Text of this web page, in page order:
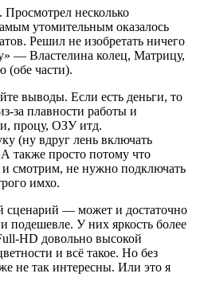
несколько
утомительным оказалось
Решил не изобретать ничего
— Властелина колец, Матрицу,
(обе части).
выводы. Если есть деньги, то
за плавности работы и
процу, ОЗУ итд.
(ну вдруг лень включать
также просто потому что
смотрим, не нужно подключать
имхо.
сценарий — может и достаточно
подешевле. У них яркость более
HD довольно высокой
и всё такое. Но без
не так интересны. Или это я